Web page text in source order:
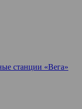
станции «Вега»